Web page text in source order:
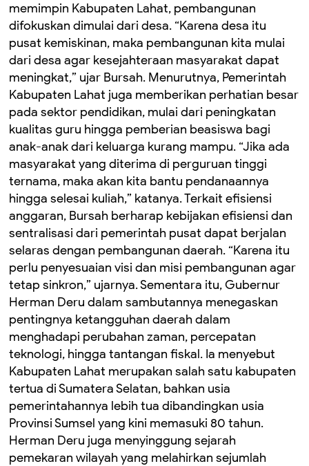
memimpin Kabupaten Lahat, pembangunan
difokuskan dimulai dari desa. “Karena desa itu
pusat kemiskinan, maka pembangunan kita mulai
dari desa agar kesejahteraan masyarakat dapat
meningkat,” ujar Bursah. Menurutnya, Pemerintah
Kabupaten Lahat juga memberikan perhatian besar
pada sektor pendidikan, mulai dari peningkatan
kualitas guru hingga pemberian beasiswa bagi
anak-anak dari keluarga kurang mampu. “Jika ada
masyarakat yang diterima di perguruan tinggi
ternama, maka akan kita bantu pendanaannya
hingga selesai kuliah,” katanya. Terkait efisiensi
anggaran, Bursah berharap kebijakan efisiensi dan
sentralisasi dari pemerintah pusat dapat berjalan
selaras dengan pembangunan daerah. “Karena itu
perlu penyesuaian visi dan misi pembangunan agar
tetap sinkron,” ujarnya. Sementara itu, Gubernur
Herman Deru dalam sambutannya menegaskan
pentingnya ketangguhan daerah dalam
menghadapi perubahan zaman, percepatan
teknologi, hingga tantangan fiskal. Ia menyebut
Kabupaten Lahat merupakan salah satu kabupaten
tertua di Sumatera Selatan, bahkan usia
pemerintahannya lebih tua dibandingkan usia
Provinsi Sumsel yang kini memasuki 80 tahun.
Herman Deru juga menyinggung sejarah
pemekaran wilayah yang melahirkan sejumlah